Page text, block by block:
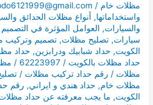
مظلات خام /
واستخداماتها, أنواع مظلات الحدائق
والسيارات, العوامل المؤثرة في
سيارات,تصليح مظلات,تصميم وتركيب
الكويت, حداد شبابيك ودرابزين, حداد
حداد
مظلات / رقم حداد تركيب مظلات /
مظلات خام, حداد هندي و ايراني, رقم
الكويت, ما يجب معرفته عن حداد